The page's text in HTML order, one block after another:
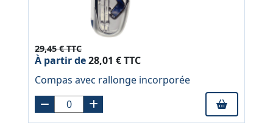
29,45 € TTC
À partir de28,01 € TTC
Compas avec rallonge incorporée